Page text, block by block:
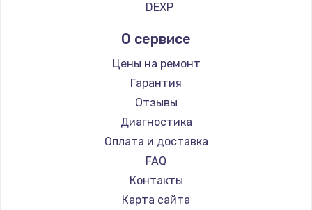
DEXP
О сервисе
Цены на ремонт
Гарантия
Отзывы
Диагностика
Оплата и доставка
FAQ
Контакты
Карта сайта